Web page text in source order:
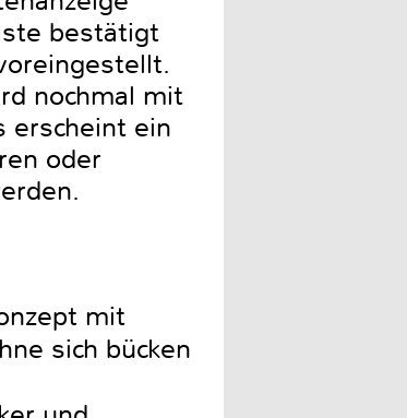
bestätigt
nochmal mit
erscheint ein
oder
mit
sich bücken